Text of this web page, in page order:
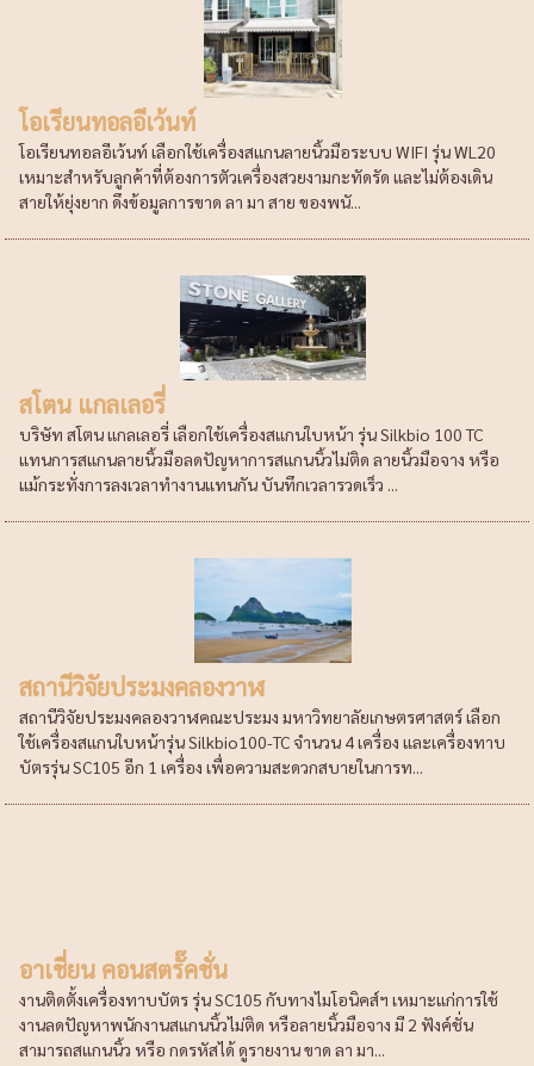
โอเรียนทอลอีเว้นท์
โอเรียนทอลอีเว้นท์ เลือกใช้เครื่องสแกนลายนิ้วมือระบบ WIFI รุ่น WL20
เหมาะสำหรับลูกค้าที่ต้องการตัวเครื่องสวยงามกะทัดรัด และไม่ต้องเดิน
สายให้ยุ่งยาก ดึงข้อมูลการขาด ลา มา สาย ของพนั...
สโตน แกลเลอรี่
บริษัท สโตน แกลเลอรี่ เลือกใช้เครื่องสแกนใบหน้า รุ่น Silkbio 100 TC
แทนการสแกนลายนิ้วมือลดปัญหาการสแกนนิ้วไม่ติด ลายนิ้วมือจาง หรือ
แม้กระทั่งการลงเวลาทำงานแทนกัน บันทึกเวลารวดเร็ว ...
สถานีวิจัยประมงคลองวาฬ
สถานีวิจัยประมงคลองวาฬคณะประมง มหาวิทยาลัยเกษตรศาสตร์ เลือก
ใช้เครื่องสแกนใบหน้ารุ่น Silkbio100-TC จำนวน 4 เครื่อง และเครื่องทาบ
บัตรรุ่น SC105 อีก 1 เครื่อง เพื่อความสะดวกสบายในการท...
อาเชี่ยน คอนสตรั๊คชั่น
งานติดตั้งเครื่องทาบบัตร รุ่น SC105 กับทางไมโอนิคส์ฯ เหมาะแก่การใช้
งานลดปัญหาพนักงานสแกนนิ้วไม่ติด หรือลายนิ้วมือจาง มี 2 ฟังค์ชั่น
สามารถสแกนนิ้ว หรือ กดรหัสได้ ดูรายงาน ขาด ลา มา...